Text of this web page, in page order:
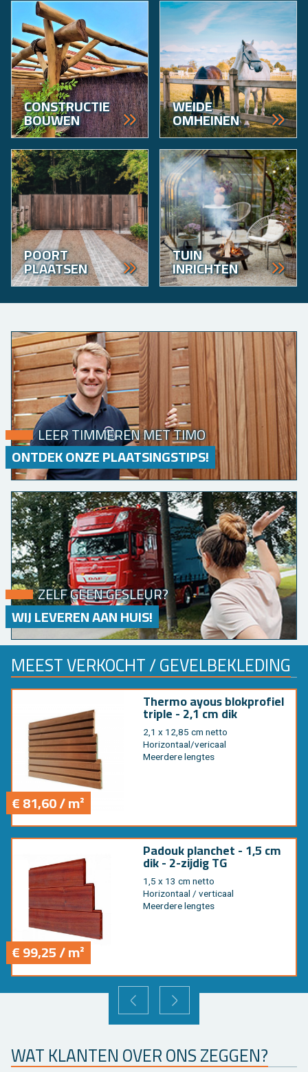
LEER TIMMEREN MET TIMO
ONTDEK ONZE PLAATSINGSTIPS!
ZELF GEEN GESLEUR?
WIJ LEVEREN AAN HUIS!
CONSTRUCTIE
BOUWEN
WEIDE
OMHEINEN
POORT
PLAATSEN
TUIN
INRICHTEN
MEEST VERKOCHT / GEVELBEKLEDING
€ 81,60 / m²
Thermo ayous blokprofiel
triple - 2,1 cm dik
2,1 x 12,85 cm netto
Horizontaal/vericaal
Meerdere lengtes
€ 99,25 / m²
Padouk planchet - 1,5 cm
dik - 2-zijdig TG
1,5 x 13 cm netto
Horizontaal / verticaal
Meerdere lengtes
VORIGE VOLGENDE
WAT KLANTEN OVER ONS ZEGGEN?